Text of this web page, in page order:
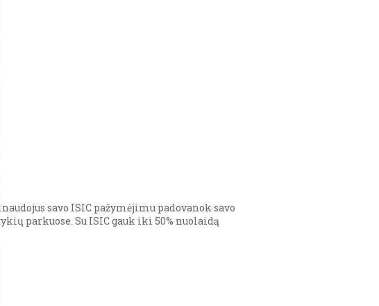
savo ISIC pažymėjimu padovanok savo
parkuose. Su ISIC gauk iki 50% nuolaidą